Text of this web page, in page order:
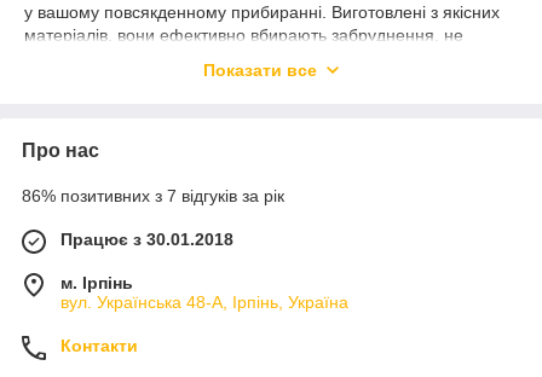
у вашому повсякденному прибиранні. Виготовлені з якісних
матеріалів, вони ефективно вбирають забруднення, не
та комфорт у процесі миття. Губки ідеально підходять для
Наші м'які і приємні на дотик мочалки призначені для
догляду за вашою шкірою під час ванни або душу. Вони
ефективно видаляють відмерлі клітини та стимулюють
кровообіг, залишаючи вашу шкіру м'якою та шовковистою.
Мочалки легко вспінюють гелі для душу і допомагають
забезпечити вам приємний масаж під час прийняття ванни.
Показати все
Про нас
86% позитивних з 7 відгуків за рік
Працює з 30.01.2018
м. Ірпінь
вул. Українська 48-А, Ірпінь, Україна
Контакти